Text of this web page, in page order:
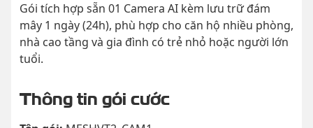
Gói tích hợp sẵn 01 Camera AI kèm lưu trữ đám
mây 1 ngày (24h), phù hợp cho căn hộ nhiều phòng,
nhà cao tầng và gia đình có trẻ nhỏ hoặc người lớn
tuổi.
Thông tin gói cước